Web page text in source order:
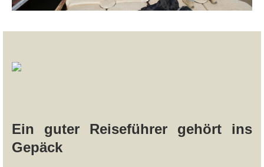
Ein guter Reiseführer gehört ins
Gepäck